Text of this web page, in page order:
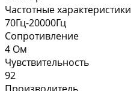
Частотные характеристики
70Гц-20000Гц
Сопротивление
4 Ом
Чувствительность
92
Производитель